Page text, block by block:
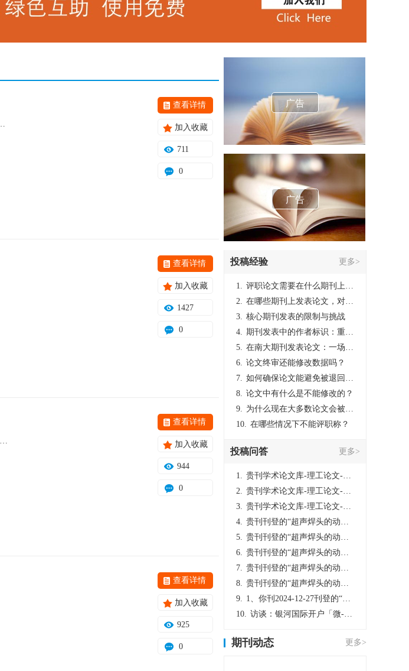
查看详情
加入收藏
711
0
查看详情
加入收藏
1427
0
查看详情
加入收藏
944
0
查看详情
加入收藏
925
0
广告
广告
投稿经验 更多>
1. 评职论文需要在什么期刊上发表？
2. 在哪些期刊上发表论文，对考研有优势？
3. 核心期刊发表的限制与挑战
4. 期刊发表中的作者标识：重要性与实践
5. 在南大期刊发表论文：一场知识探索与学术成就的旅程
6. 论文终审还能修改数据吗？
7. 如何确保论文能避免被退回：关键条件与策略
8. 论文中有什么是不能修改的？
9. 为什么现在大多数论文会被评判为AI撰写？（深度剖析查重机制下的困境与出路）
10. 在哪些情况下不能评职称？
投稿问答 更多>
1. 贵刊学术论文库-理工论文-第16页刊登的“超声焊头的动力学分析与优化设计”，作者lizhiwei，时间2024-12-27，该论文由我本人在机电工程技术2024年第10期公开发表，lizhiwei并非本人，请将文章删除，消除影响，谢谢！
2. 贵刊学术论文库-理工论文-第16页刊登的“超声焊头的动力学分析与优化设计”，作者lizhiwei，时间2024-12-27，该论文由我本人在机电工程技术2024年第10期公开发表，lizhiwei并非本人，请将文章删除，消除影响，谢谢！
3. 贵刊学术论文库-理工论文-第16页刊登的“超声焊头的动力学分析与优化设计”，作者lizhiwei，时间2024-12-27，该论文由我本人在机电工程技术2024年第10期公开发表，lizhiwei并非本人，请将文章删除，消除影响，谢谢！
4. 贵刊刊登的“超声焊头的动力学分析与优化设计”，作者lizhiwei，时间2024-12-27，该论文由我本人在机电工程技术2024年第10期公开发表，lizhiwei并非本人，请将文章删除，消除影响，谢谢！
5. 贵刊刊登的“超声焊头的动力学分析与优化设计”，作者lizhiwei，时间2024-12-27，该论文由我本人在机电工程技术2024年第10期公开发表，lizhiwei并非本人，请将文章删除，消除影响，谢谢！
6. 贵刊刊登的“超声焊头的动力学分析与优化设计”，作者lizhiwei，时间2024-12-27，该论文由我本人在机电工程技术2024年第10期公开发表，lizhiwei并非本人，请将文章删除，消除影响，谢谢！
7. 贵刊刊登的“超声焊头的动力学分析与优化设计”，作者lizhiwei，时间2024-12-27，该论文由我本人在机电工程技术2024年第10期公开发表，lizhiwei并非本人，请将文章删除，消除影响，谢谢！
8. 贵刊刊登的“超声焊头的动力学分析与优化设计”，作者lizhiwei，时间2024-12-27，该论文由我本人在机电工程技术2024年第10期公开发表，lizhiwei并非本人，请将文章删除，消除影响，谢谢！
9. 1、你刊2024-12-27刊登的“超声焊头的动力学分析与优化设计论文”，是由我本人在“机电工程技术”，在2024年第10期公开发表的，而本刊转载“lizhiwei”非本人操作，请尽快将其删除，消除不良影响。
10. 访谈：银河国际开户「微-97905670-信」上分客服开户电话在线注册现场经理。机械文明荒野生存游戏《荒野起源》超新星测试将于12月18日上午10点正式开启!本次测试资格已陆续发放!各位拓荒者们准备好了么。
期刊动态 更多>